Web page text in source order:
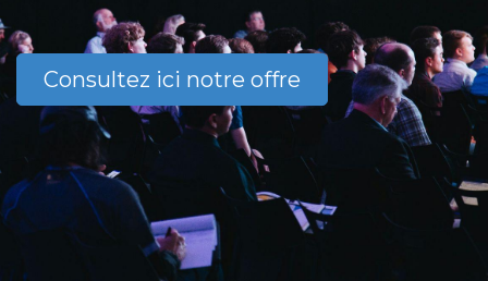
Consultez ici notre offre